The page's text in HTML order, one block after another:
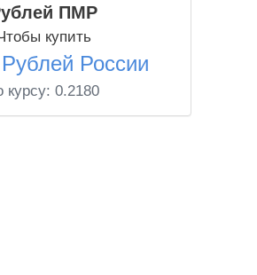
ПМР
купить
России
курсу: 0.2180